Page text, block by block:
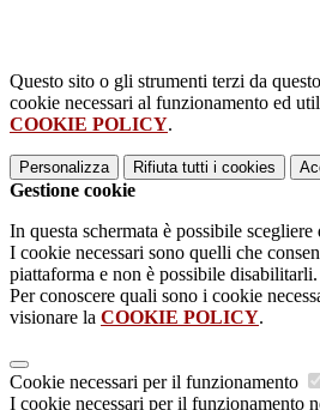
Questo sito o gli strumenti terzi da
cookie necessari al funzionamento ed
COOKIE POLICY.
Personalizza Rifiuta tutti i cookies
Gestione cookie
In questa schermata è possibile
I cookie necessari sono quelli che
piattaforma e non è possibile disabilitarli.
Per conoscere quali sono i cookie
visionare la COOKIE POLICY.
Cookie necessari per il funzionamento
I cookie necessari per il funzionamento